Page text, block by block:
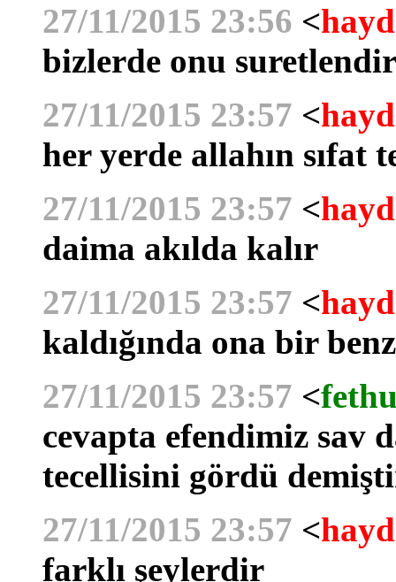
27/11/2015 23:56 <
bizlerde onu
27/11/2015 23:57 <
her yerde allahın sıfat
27/11/2015 23:57 <
daima akılda kalır
27/11/2015 23:57 <
kaldığında ona bir
27/11/2015 23:57 <
cevapta efendimiz sav
tecellisini gördü
27/11/2015 23:57 <
farklı şeylerdir